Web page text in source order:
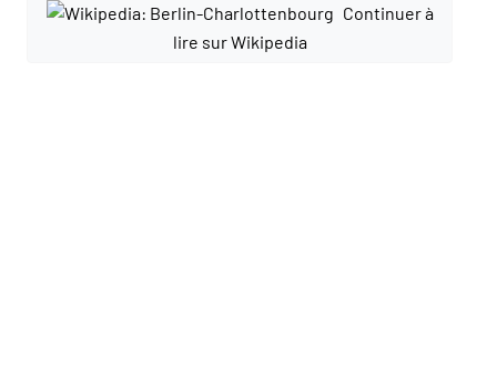
Continuer à
lire sur Wikipedia